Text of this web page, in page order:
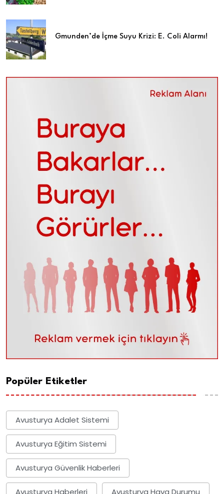
Gmunden’de İçme Suyu Krizi: E. Coli Alarmı!
Popüler Etiketler
Avusturya Adalet Sistemi
Avusturya Eğitim Sistemi
Avusturya Güvenlik Haberleri
Avusturya Haberleri Avusturya Hava Durumu